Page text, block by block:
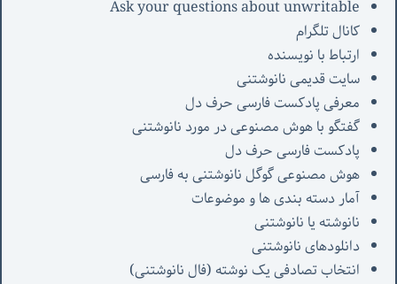
Ask your questions about unwritable
کانال تلگرام
ارتباط با نویسنده
سایت قدیمی نانوشتنی
معرفی پادکست فارسی حرف دل
گفتگو با هوش مصنوعی در مورد نانوشتنی
پادکست فارسی حرف دل
هوش مصنوعی گوگل نانوشتنی به فارسی
آمار دسته بندی ها و موضوعات
نانوشته یا نانوشتنی
دانلودهای نانوشتنی
انتخاب تصادفی یک نوشته (فال نانوشتنی)